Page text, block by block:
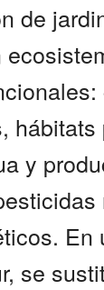
de
hábitats
y
En
se